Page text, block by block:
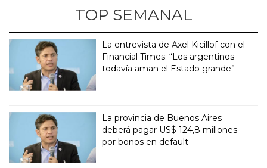
TOP SEMANAL
La entrevista de Axel Kicillof con el
Financial Times: “Los argentinos
todavía aman el Estado grande”
La provincia de Buenos Aires
deberá pagar US$ 124,8 millones
por bonos en default